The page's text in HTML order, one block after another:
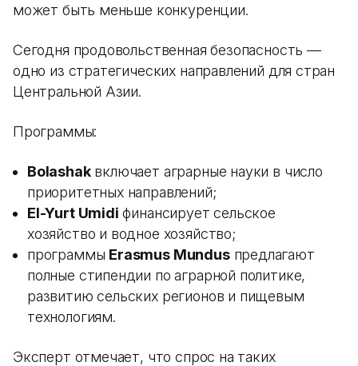
может быть меньше конкуренции.
Сегодня продовольственная безопасность —
одно из стратегических направлений для стран
Центральной Азии.
Программы:
Bolashakвключает аграрные науки в число
приоритетных направлений;
El-Yurt Umidi финансирует сельское
хозяйство и водное хозяйство;
программы Erasmus Mundusпредлагают
полные стипендии по аграрной политике,
развитию сельских регионов и пищевым
технологиям.
Эксперт отмечает, что спрос на таких